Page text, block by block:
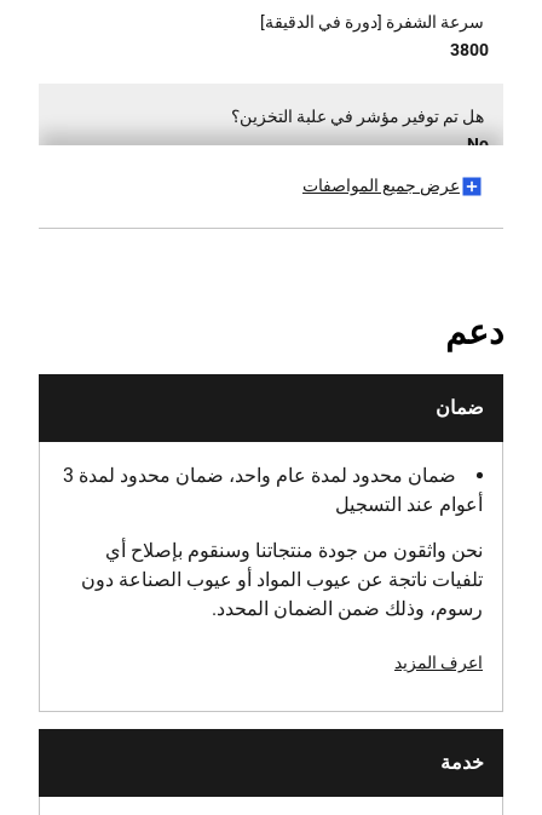
سرعة الشفرة [دورة في الدقيقة]
3800
هل تم توفير مؤشر في علبة التخزين؟
No
211 x 112
أقصى قدرة قطع (90°/45°) [مم]
أقصى قدرة قطع (90°/90°) [مم]
303 x 110
أقصى عمق للقطع [مم]
170
كرتون
عرض جميع المواصفات
دعم
ضمان
ضمان محدود لمدة عام واحد، ضمان محدود لمدة 3
أعوام عند التسجيل
نحن واثقون من جودة منتجاتنا وسنقوم بإصلاح أي
تلفيات ناتجة عن عيوب المواد أو عيوب الصناعة دون
رسوم، وذلك ضمن الضمان المحدد.
اعرف المزيد
خدمة